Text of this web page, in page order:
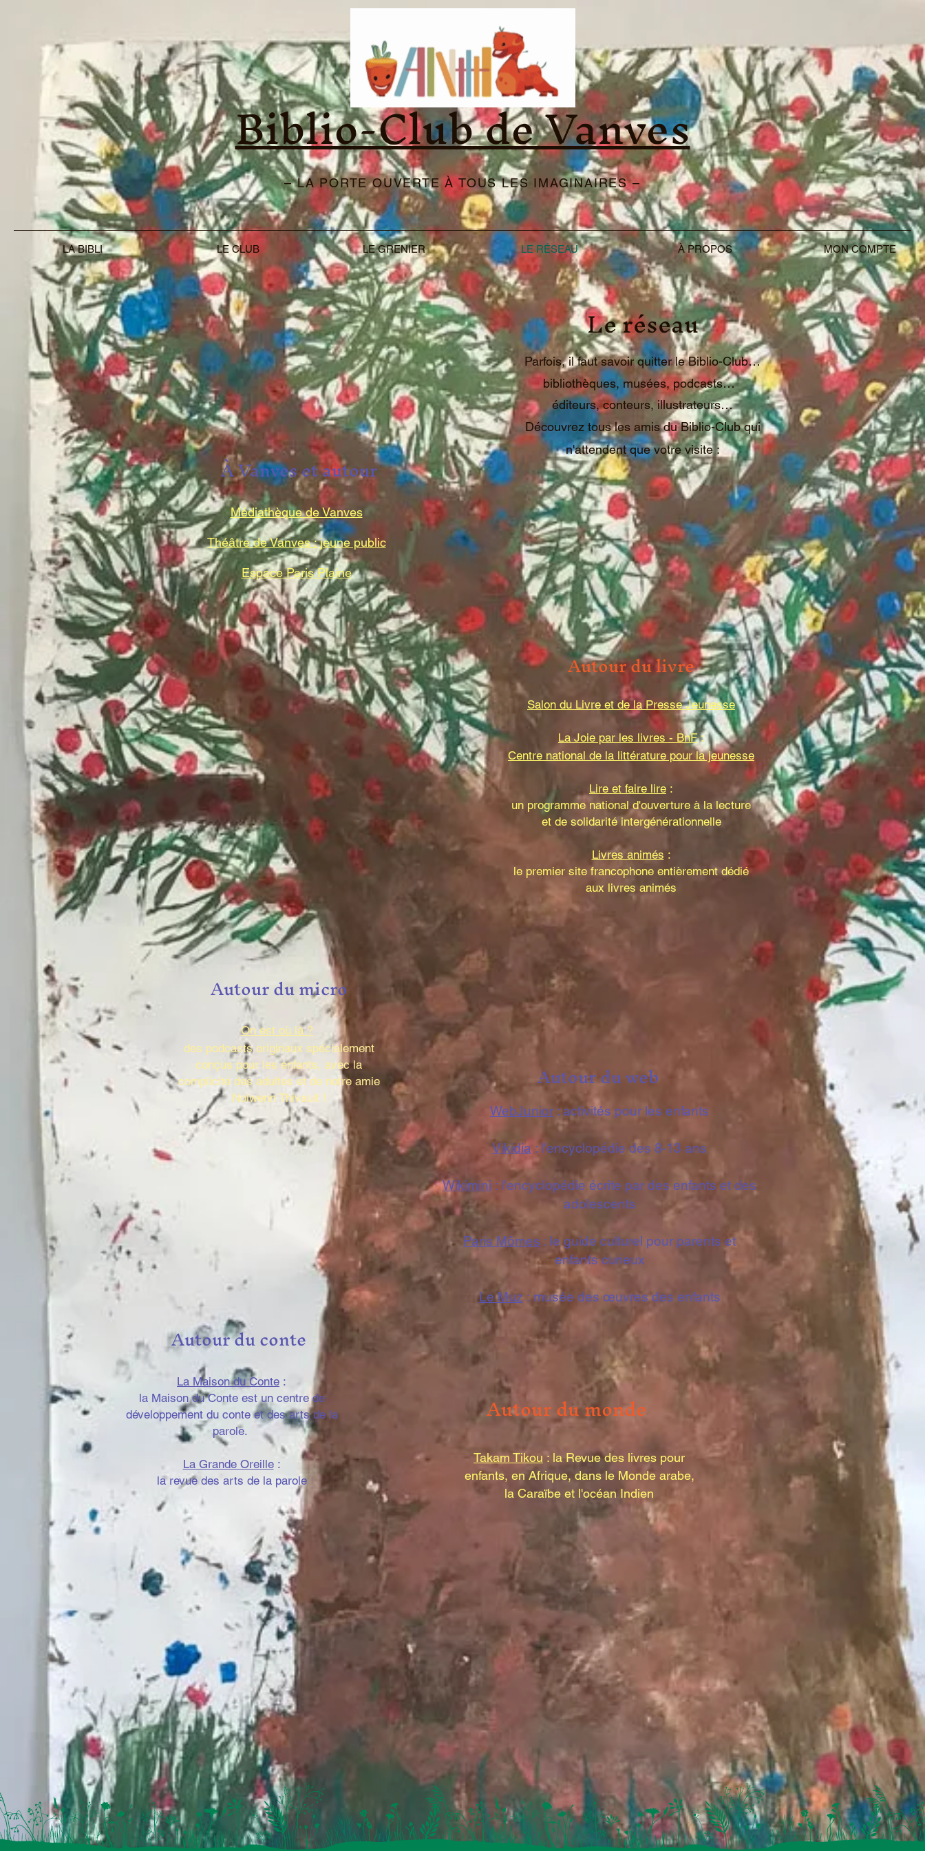
Biblio-Club de Vanves
– LA PORTE OUVERTE À TOUS LES IMAGINAIRES –
LA BIBLI LE CLUB LE GRENIER LE RÉSEAU À PROPOS MON COMPTE
Le réseau
Parfois, il faut savoir quitter le Biblio-Club…
bibliothèques, musées, podcasts…
éditeurs, conteurs, illustrateurs…
Découvrez tous les amis du Biblio-Club qui
n'attendent que votre visite :
À Vanves et autour
Médiathèque de Vanves
Théâtre de Vanves : jeune public
Espace Paris Plaine
Autourdu livre
Salon du Livre et de la Presse Jeunesse
La Joie par les livres - BnF:
Centre national de la littérature pour la jeunesse
Lire et faire lire :
un programme national d'ouverture à la lecture
et de solidarité intergénérationnelle
Livres animés :
le premier site francophone entièrement dédié
aux livres animés
Autourdu micro
On est où là ?
des podcasts originaux spécialement
conçus pour les enfants, avec la
complicité des adultes et de notre amie
Nolwenn Thivault !
Autourdu conte
La Maison du Conte :
la Maison du Conte est un centre de
développement du conte et des arts de la
parole.
La Grande Oreille:
la revue des arts de la parole
WebJunior: activités pour les enfants​
Vikidia : l'encyclopédie des 8-13 ans​
Wikimini : l'encyclopédie écrite par des enfants et des
adolescents​
Paris Mômes : le guide culturel pour parents et
enfants curieux
Le Muz :musée des œuvres des enfants​
Autourdu web
Autourdu monde
Takam Tikou: la Revue des livres pour
enfants, en Afrique, dans le Monde arabe,
la Caraïbe et l'océan Indien